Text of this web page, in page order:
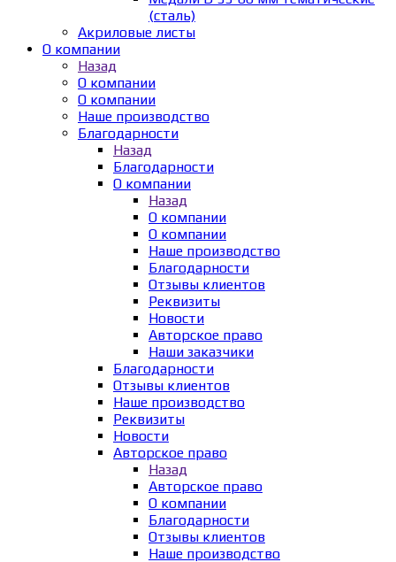
(сталь)
Акриловые листы
О компании
Назад
О компании
О компании
Наше производство
Благодарности
Назад
Благодарности
О компании
Назад
О компании
О компании
Наше производство
Благодарности
Отзывы клиентов
Реквизиты
Новости
Авторское право
Наши заказчики
Благодарности
Отзывы клиентов
Наше производство
Реквизиты
Новости
Авторское право
Назад
Авторское право
О компании
Благодарности
Отзывы клиентов
Наше производство